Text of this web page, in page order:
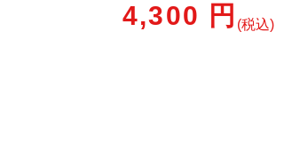
4,300 円 (税込)